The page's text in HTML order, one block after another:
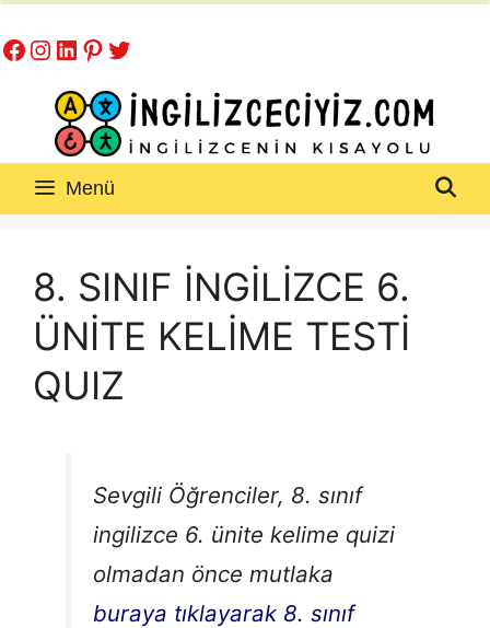
atla
Facebook
Instagram
LinkedIn
Pinterest
Twitter
Menü
8. SINIF İNGİLİZCE 6.
ÜNİTE KELİME TESTİ
QUIZ
Sevgili Öğrenciler, 8. sınıf
ingilizce 6. ünite kelime quizi
olmadan önce mutlaka
buraya tıklayarak 8. sınıf